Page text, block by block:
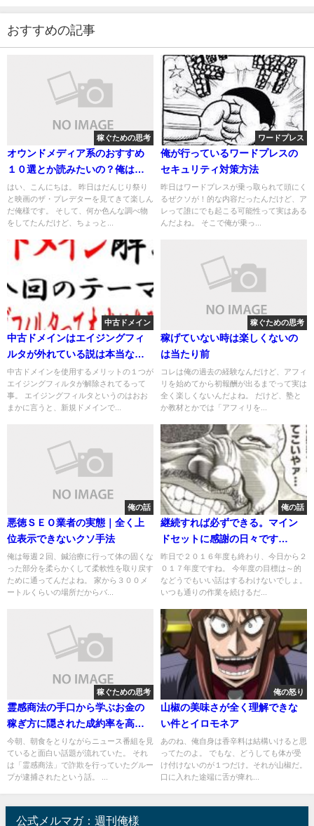
おすすめの記事
稼ぐための思考
オウンドメディア系のおすすめ
１０選とか読みたいの？俺は読
むの面倒なんですけど
はい、こんにちは。 昨日はだんじり祭り
と映画のザ・プレデターを見てきて楽しん
だ俺様です。 そして、何か色んな調べ物
をしてたんだけど、ちょっと...
ワードプレス
俺が行っているワードプレスの
セキュリティ対策方法
昨日はワードプレスが乗っ取られて頭にく
るぜクソが！的な内容だったんだけど、ア
レって誰にでも起こる可能性って実はある
んだよね。 そこで俺が乗っ...
中古ドメイン
中古ドメインはエイジングフィ
ルタが外れている説は本当なの
か？
中古ドメインを使用するメリットの１つが
エイジングフィルタが解除されてるって
事。 エイジングフィルタというのはおお
まかに言うと、新規ドメインで...
稼ぐための思考
稼げていない時は楽しくないの
は当たり前
コレは俺の過去の経験なんだけど、アフィ
リを始めてから初報酬が出るまでって実は
全く楽しくないんだよね。 だけど、塾と
か教材とかでは「アフィリを...
俺の話
悪徳ＳＥＯ業者の実態｜全く上
位表示できないクソ手法
俺は毎週２回、鍼治療に行って体の固くな
った部分を柔らかくして柔軟性を取り戻す
ために通ってんだよね。 家から３００メ
ートルくらいの場所だからバ...
俺の話
継続すれば必ずできる。マイン
ドセットに感謝の日々です
（嘘）
昨日で２０１６年度も終わり、今日から２
０１７年度ですね。 今年度の目標は～的
などうでもいい話はするわけないでしょ。
いつも通りの作業を続けるだ...
稼ぐための思考
霊感商法の手口から学ぶお金の
稼ぎ方に隠された成約率を高め
る秘密
今朝、朝食をとりながらニュース番組を見
ていると面白い話題が流れていた。 それ
は「霊感商法」で詐欺を行っていたグルー
プが逮捕されたという話。 ...
俺の怒り
山椒の美味さが全く理解できな
い件とイロモネア
あのね、俺自身は香辛料は結構いけると思
ってたのよ。 でもな、どうしても体が受
け付けないのが１つだけ。それが山椒だ。
口に入れた途端に舌が痺れ...
公式メルマガ：週刊俺様